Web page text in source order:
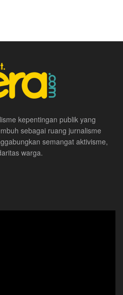
kepentingan publik yang
sebagai ruang jurnalisme
semangat aktivisme,
warga.